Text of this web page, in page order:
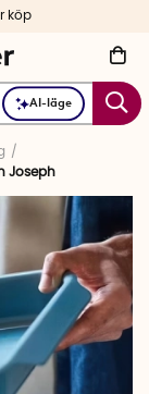
AI-läge
köp
Joseph